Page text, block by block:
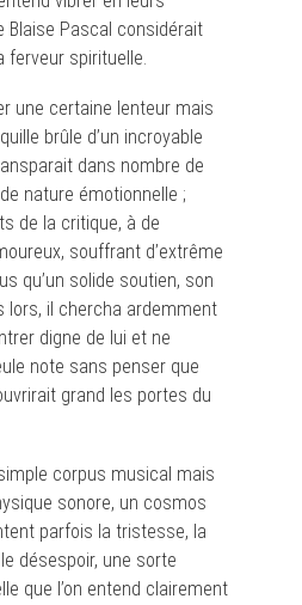
Pascal considérait
ferveur spirituelle.
une certaine lenteur mais
brûle d’un incroyable
dans nombre de
nature émotionnelle ;
de la critique, à de
souffrant d’extrême
qu’un solide soutien, son
lors, il chercha ardemment
digne de lui et ne
note sans penser que
grand les portes du
corpus musical mais
sonore, un cosmos
parfois la tristesse, la
désespoir, une sorte
que l’on entend clairement